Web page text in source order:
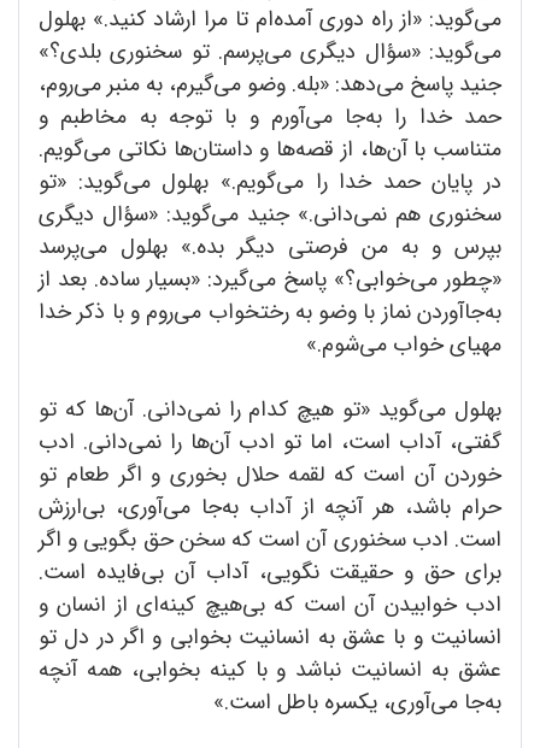
می‌گوید: «از راه دوری آمده‌ام تا مرا ارشاد کنید.» بهلول
می‌گوید: «سؤال دیگری می‌پرسم. تو سخنوری بلدی؟»
جنید پاسخ می‌دهد: «بله. وضو می‌گیرم، به منبر می‌روم،
حمد خدا را به‌جا می‌آورم و با توجه به مخاطبم و
متناسب با آن‌ها، از قصه‌ها و داستان‌ها نکاتی می‌گویم.
در پایان حمد خدا را می‌گویم.» بهلول می‌گوید: «تو
سخنوری هم نمی‌دانی.» جنید می‌گوید: «سؤال دیگری
بپرس و به من فرصتی دیگر بده.» بهلول می‌پرسد
«چطور می‌خوابی؟» پاسخ می‌گیرد: «بسیار ساده. بعد از
به‌جا‌آوردن نماز با وضو به رختخواب می‌روم و با ذکر خدا
مهیای خواب می‌شوم.»
بهلول می‌‌گوید «تو هیچ کدام را نمی‌دانی. آن‌ها که تو
گفتی، آداب است، اما تو ادب آن‌ها را نمی‌دانی. ادب‌
خوردن آن است که لقمه حلال بخوری و اگر طعام تو
حرام باشد، هر آنچه از آداب به‌جا می‌آوری، بی‌ارزش
است. ادب سخنوری آن است که سخن حق بگویی و اگر
برای حق و حقیقت نگویی، آداب آن بی‌فایده است.
ادب خوابیدن آن است که بی‌هیچ کینه‌ای از انسان و
انسانیت و با عشق به انسانیت بخوابی و اگر در دل تو
عشق به انسانیت نباشد و با کینه بخوابی، همه آنچه
به‌جا می‌آوری، یکسره باطل است.»